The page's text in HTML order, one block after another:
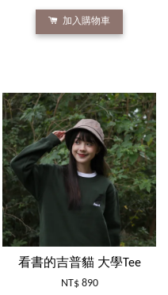
加入購物車
看書的吉普貓 大學Tee
NT$ 890